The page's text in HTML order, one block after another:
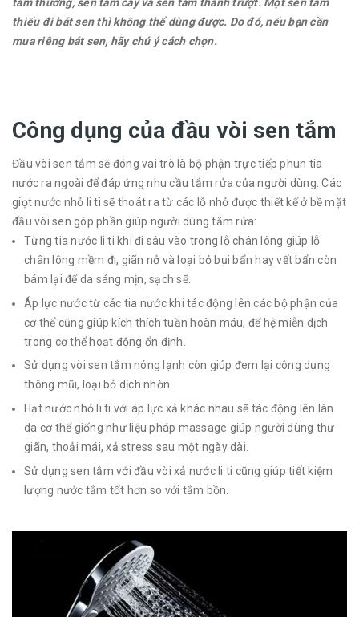
tắm thường, sen tắm cây và sen tắm thanh trượt. Một sen tắm
thiếu đi bát sen thì không thể dùng được. Do đó, nếu bạn cần
mua riêng bát sen, hãy chú ý cách chọn.
Công dụng của đầu vòi sen tắm
Đầu vòi sen tắm sẽ đóng vai trò là bộ phận trực tiếp phun tia
nước ra ngoài để đáp ứng nhu cầu tắm rửa của người dùng. Các
giọt nước nhỏ li ti sẽ thoát ra từ các lỗ nhỏ được thiết kế ở bề mặt
đầu vòi sen góp phần giúp người dùng tắm rửa:
Từng tia nước li ti khi đi sâu vào trong lỗ chân lông giúp lỗ
chân lông mềm đi, giãn nở và loại bỏ bụi bẩn hay vết bẩn còn
bám lại để da sáng mịn, sạch sẽ.
Áp lực nước từ các tia nước khi tác động lên các bộ phận của
cơ thể cũng giúp kích thích tuần hoàn máu, để hệ miễn dịch
trong cơ thể hoạt động ổn định.
Sử dụng vòi sen tắm nóng lạnh còn giúp đem lại công dụng
thông mũi, loại bỏ dịch nhờn.
Hạt nước nhỏ li ti với áp lực xả khác nhau sẽ tác động lên làn
da cơ thể giống như liệu pháp massage giúp người dùng thư
giãn, thoải mái, xả stress sau một ngày dài.
Sử dụng sen tắm với đầu vòi xả nước li ti cũng giúp tiết kiệm
lượng nước tắm tốt hơn so với tắm bồn.